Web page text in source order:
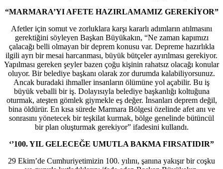
“MARMARA’YI AFETE HAZIRLAMAMIZ GEREKİYOR”
Afetler için somut ve zorluklara karşı kararlı adımların atılmasını
gerektiğini söyleyen Başkan Büyükakın, “Ne zaman kapımızı
çalacağı belli olmayan bir deprem konusu var. Depreme hazırlıkla
ilgili ayrı bir mesai harcanması, büyük bütçeler ayırılması gerekiyor.
Yapılması gereken şeyler bazen çoğu kişinin rahatsız olacağı konular
oluyor. Bir belediye başkanı olarak zor durumda kalabiliyorsunuz.
Ancak buradaki ihmaller insanların ölümüne yol açabilir. Bu iş
büyük veballi bir iş. Dolayısıyla belediye başkanlığı koltuğuna
oturmak, ateşten gömlek giymekle eş değer. İnsanları deprem değil,
bina öldürür. En kısa sürede Marmara Bölgesi özelinde afet anı ve
sonrasını yönetecek bir teşkilat kurmak, bölge genelinde bütüncül
bir plan oluşturmak gerekiyor” ifadesini kullandı.
‘’100. YIL GELECEĞE UMUTLA BAKMA FIRSATIDIR”
29 Ekim’de Cumhuriyetimizin 100. yılını, şanına yakışır bir coşku